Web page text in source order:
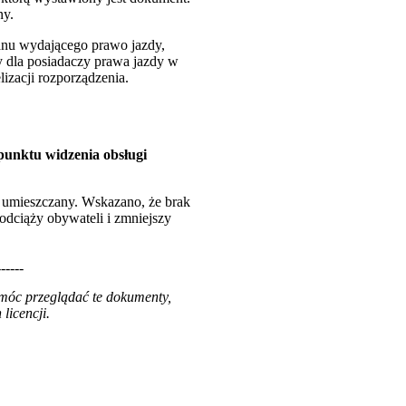
wydającego prawo jazdy,
dla posiadaczy prawa jazdy w
rozporządzenia.
widzenia obsługi
Wskazano, że brak
obywateli i zmniejszy
przeglądać te dokumenty,
licencji.